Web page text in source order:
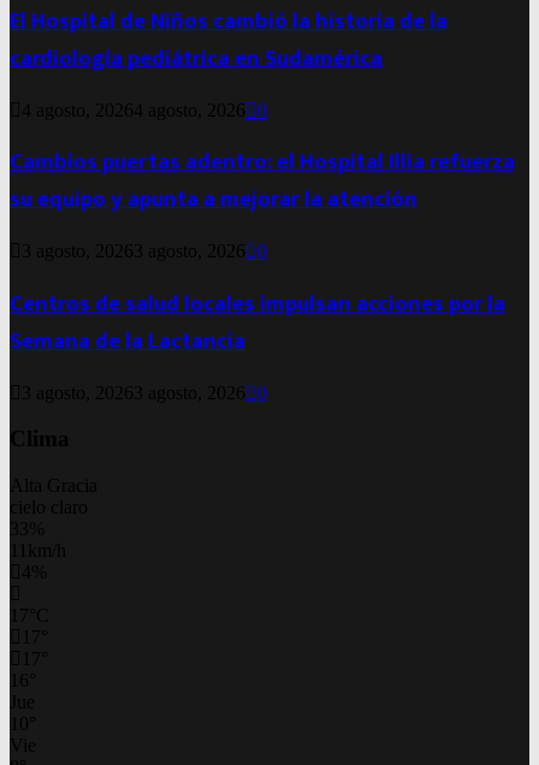
El Hospital de Niños cambió la historia de la
cardiología pediátrica en Sudamérica
4 agosto, 20264 agosto, 2026 0
Cambios puertas adentro: el Hospital Illia refuerza
su equipo y apunta a mejorar la atención
3 agosto, 2026 3 agosto, 2026 0
Centros de salud locales impulsan acciones por la
Semana de la Lactancia
3 agosto, 2026 3 agosto, 2026 0
Clima
Alta Gracia
cielo claro
33%
11km/h
4%
17 C
17
17
16
Jue
10
Vie